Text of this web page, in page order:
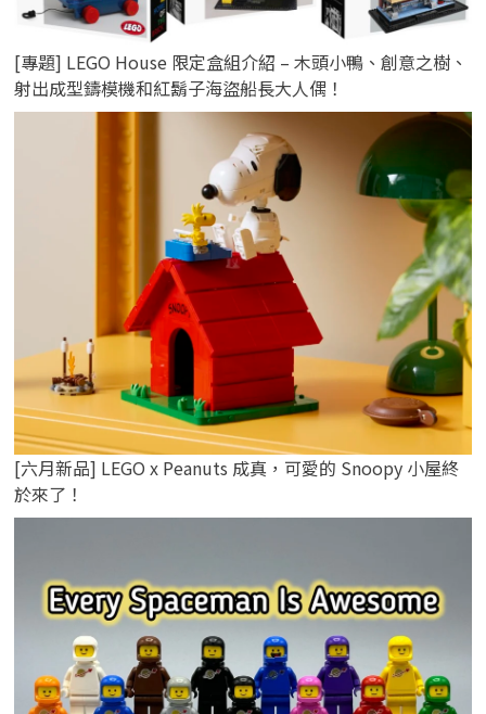
[專題] LEGO House 限定盒組介紹 – 木頭小鴨、創意之樹、
射出成型鑄模機和紅鬍子海盜船長大人偶！
[六月新品] LEGO x Peanuts 成真，可愛的 Snoopy 小屋終
於來了！